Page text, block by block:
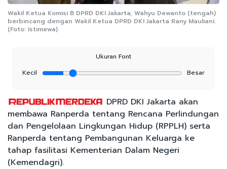
Wakil Ketua Komisi B DPRD DKI Jakarta, Wahyu Dewanto (tengah)
berbincang dengan Wakil Ketua DPRD DKI Jakarta Rany Mauliani.
(Foto: Istimewa)
Ukuran Font
Kecil
Besar
DPRD DKI Jakarta akan
membawa Ranperda tentang Rencana Perlindungan
dan Pengelolaan Lingkungan Hidup (RPPLH) serta
Ranperda tentang Pembangunan Keluarga ke
tahap fasilitasi Kementerian Dalam Negeri
(Kemendagri).